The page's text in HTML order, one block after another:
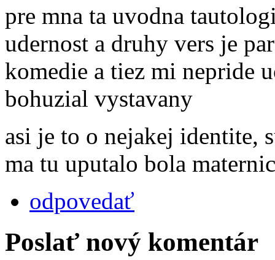
pre mna ta uvodna
udernost a druhy vers je
komedie a tiez mi nepride
bohuzial vystavany
asi je to o nejakej identite,
ma tu uputalo bola
odpovedať
Poslať nový komentár